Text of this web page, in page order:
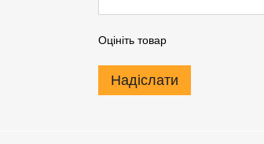
Оцініть товар
Надіслати